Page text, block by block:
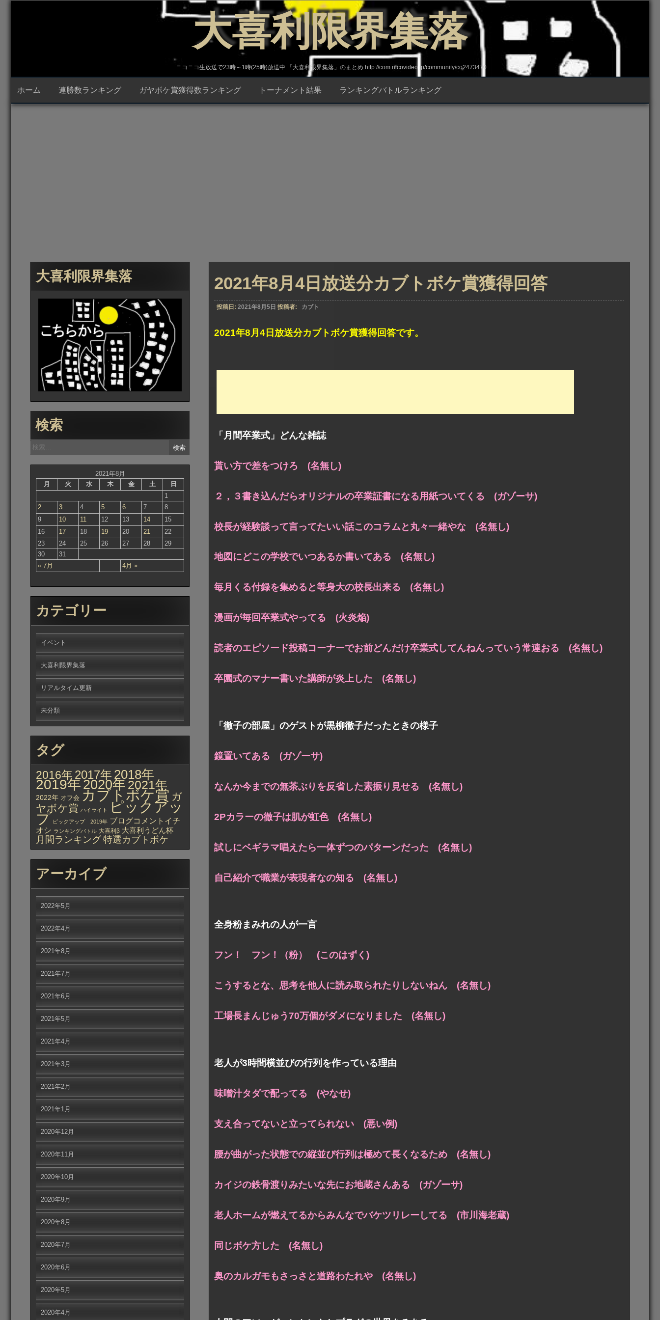
プ
大喜利限界集落
ニコニコ生放送で23時～1時(25時)放送中 「大喜利限界集落」のまとめ http://com.nicovideo.jp/community/co2473470
ホーム 連勝数ランキング ガヤボケ賞獲得数ランキング トーナメント結果 ランキングバトルランキング
2021年8月4日放送分カブトボケ賞獲得回答
投稿日: 2021年8月5日 投稿者: カブト
2021年8月4日放送分カブトボケ賞獲得回答です。
「月間卒業式」どんな雑誌
貰い方で差をつけろ (名無し)
２，３書き込んだらオリジナルの卒業証書になる用紙ついてくる (ガゾーサ)
校長が経験談って言ってたいい話このコラムと丸々一緒やな (名無し)
地図にどこの学校でいつあるか書いてある (名無し)
毎月くる付録を集めると等身大の校長出来る (名無し)
漫画が毎回卒業式やってる (火炎焔)
読者のエピソード投稿コーナーでお前どんだけ卒業式してんねんっていう常連おる (名無し)
卒園式のマナー書いた講師が炎上した (名無し)
「徹子の部屋」のゲストが黒柳徹子だったときの様子
鏡置いてある (ガゾーサ)
なんか今までの無茶ぶりを反省した素振り見せる (名無し)
2Pカラーの徹子は肌が虹色 (名無し)
試しにベギラマ唱えたら一体ずつのパターンだった (名無し)
自己紹介で職業が表現者なの知る (名無し)
全身粉まみれの人が一言
フン！ フン！（粉） (このはずく)
こうするとな、思考を他人に読み取られたりしないねん (名無し)
工場長まんじゅう70万個がダメになりました (名無し)
老人が3時間横並びの行列を作っている理由
味噌汁タダで配ってる (やなせ)
支え合ってないと立ってられない (悪い例)
腰が曲がった状態での縦並び行列は極めて長くなるため (名無し)
カイジの鉄骨渡りみたいな先にお地蔵さんある (ガゾーサ)
老人ホームが燃えてるからみんなでバケツリレーしてる (市川海老蔵)
同じボケ方した (名無し)
奥のカルガモもさっさと道路わたれや (名無し)
大喜利限界集落
検索
検
索:
2021年8月
月
火 水 木 金 土 日
« 7月 4月 »
1
2
3 4 5 6 7
8
9
10 11 12 13 14
15
16
17 18 19 20 21
22
23
24 25 26 27 28
29
30
31
カテゴリー
イベント
大喜利限界集落
リアルタイム更新
未分類
タグ
2016年 2017年 2018年
2019年2020年 2021年
2022年 オフ会 カブトボケ賞 ガ
ヤボケ賞 ハイライト ピックアッ
プ ピックアップ 2019年 ブログコメントイチ
オシ ランキングバトル 大喜利β 大喜利うどん杯
月間ランキング特選カブトボケ
アーカイブ
2022年5月
2022年4月
2021年8月
2021年7月
2021年6月
2021年5月
2021年4月
2021年3月
2021年2月
2021年1月
2020年12月
2020年11月
2020年10月
2020年9月
2020年8月
2020年7月
2020年6月
2020年5月
2020年4月